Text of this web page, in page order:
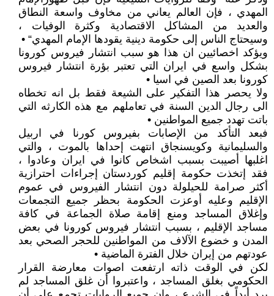
المهدي ، فإن العالم يعاني من مخاوف واسعة النطاق
والعديد من المشاكل الاقتصادية وكثرة الوفيات ،
وسيحتاج الناس إلى حكومة دينية يقودها الإمام المهدي“ •
ويؤكد اخصائيين ان هذا هو سبب انتشار فيروس كورونا
بشكل واسع في ايران التي تعتبر بؤرة انتشار فيروس
كورونا بعد الصين في اسيا •
ولا يحصر هذا التفكير على الشيعة فقط بل انه تخطاه
الى رجال الدين السنة في تعاملهم مع هذه الكارثه التي
باتت تهدد جميع المواطنين •
فبعد التأكد من الإصابات بفيروس كورنا في اربيل
والسليمانية وكويسنجاق انتهت إحداها بالموت ، والتي
اغلبها أصيبت بسبب اشخاص كانوا في ايران وعادوا ،
فقد إتخذت حكومة إقليم كوردستان إجراءات احترازية
أكثر صرامة للحيلولة دون انتشار الفيروس في عموم
الإقليم وعليه أوعزت الحكومة بحظر جميع التجمعات
وإغلاق المساجد ومنع إقامة صلاة الجماعة في كافة
مساجد الإقليم ، بسبب انتشار فيروس كورونا في بعض
المدن و خضوع الآلاف من المواطنين للحجر الصحي بعد
عودتهم من إيران خلال الفترة الماضية •
لكن في الوقت ذاته ارتفعت اصوات معارضة القرار
الحكومي بغلق المساجد ، واعتبروا أن غلق المساجد لم